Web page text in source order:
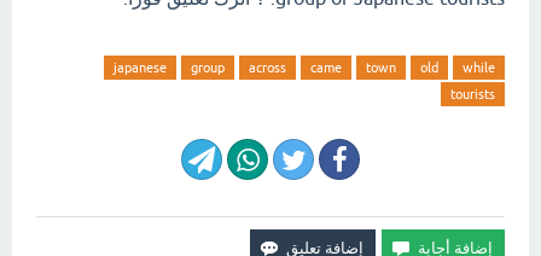
while
old
town
came
across
group
japanese
tourists